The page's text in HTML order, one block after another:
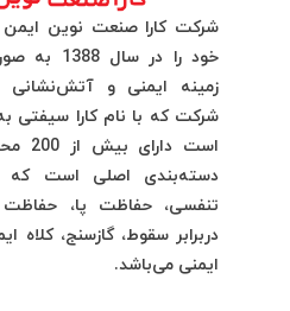
شرکت کارا صنعت نوین ایمن
خود را در
زمینه ایمنی و آتش‌نشانی
شرکت که با نام کارا سیفتی
است
دسته‌بندی اصلی است که
تنفسی، حفاظت پا،
دربرابر سقوط، گازسنج،
ایمنی می‌باشد.